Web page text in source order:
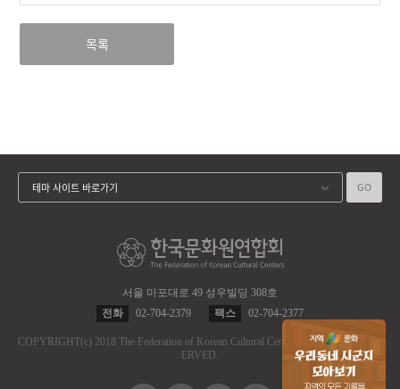
목록
서울 마포대로 49 성우빌딩 308호
전화
02-704-2379 팩스 02-704-2377
COPYRIGHT(c) 2018 The Federation of Korean Cultural Centers.
ALL RIGHT RES
ERVED.
테마 사이트 바로가기 GO